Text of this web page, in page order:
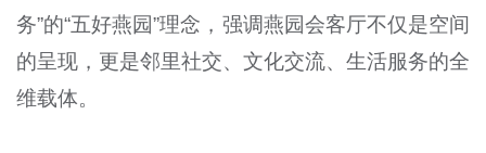
务”的“五好燕园”理念，强调燕园会客厅不仅是空间
的呈现，更是邻里社交、文化交流、生活服务的全
维载体。